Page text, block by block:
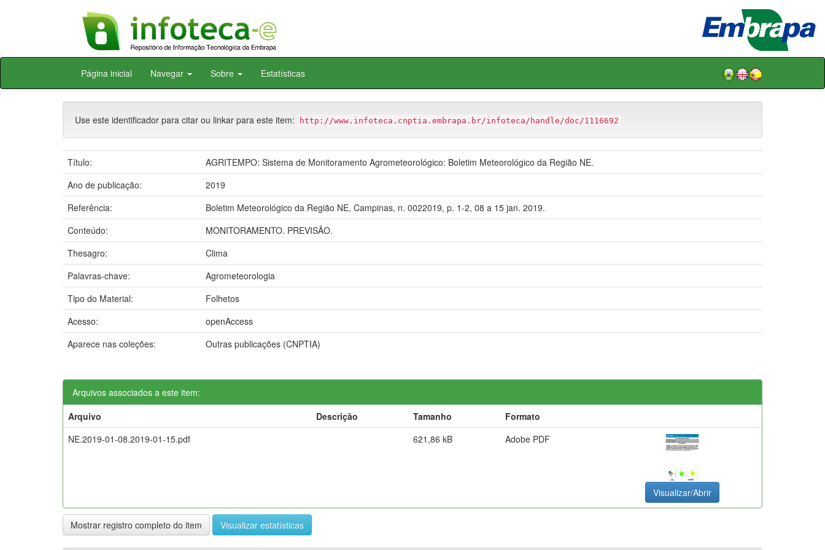
Skip
Página inicial Navegar Sobre Estatísticas
Use este identificador para citar ou linkar para este item: http://www.infoteca.cnptia.embrapa.br/infoteca/handle/doc/1116692
Título:
AGRITEMPO: Sistema de Monitoramento Agrometeorológico: Boletim Meteorológico da Região NE.
Ano de publicação:
2019
Referência:
Boletim Meteorológico da Região NE, Campinas, n. 0022019, p. 1-2, 08 a 15 jan. 2019.
Conteúdo:
MONITORAMENTO. PREVISÃO.
Thesagro:
Clima
Palavras-chave:
Agrometeorologia
Tipo do Material:
Folhetos
Acesso:
openAccess
Aparece nas coleções:
Outras publicações (CNPTIA)
Arquivos associados a este item:
Arquivo
Descrição Tamanho
Formato
NE.2019-01-08.2019-01-15.pdf
621,86 kB Adobe PDF
Visualizar/Abrir
Mostrar registro completo do item Visualizar estatísticas